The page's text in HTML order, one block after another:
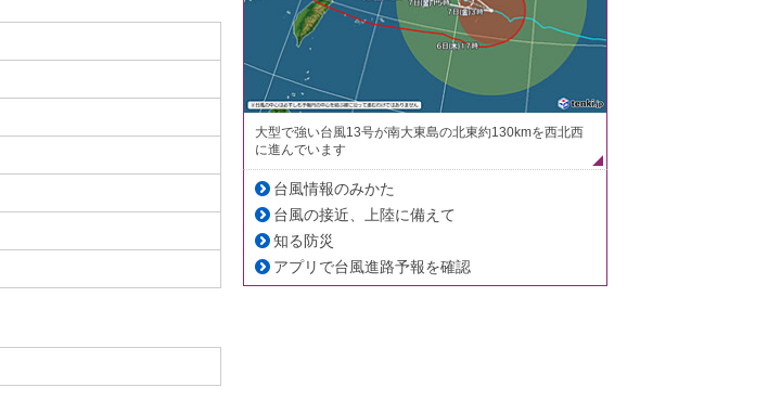
大型で強い台風13号が南大東島の北東約130kmを西北西
に進んでいます
台風情報のみかた
台風の接近、上陸に備えて
知る防災
アプリで台風進路予報を確認